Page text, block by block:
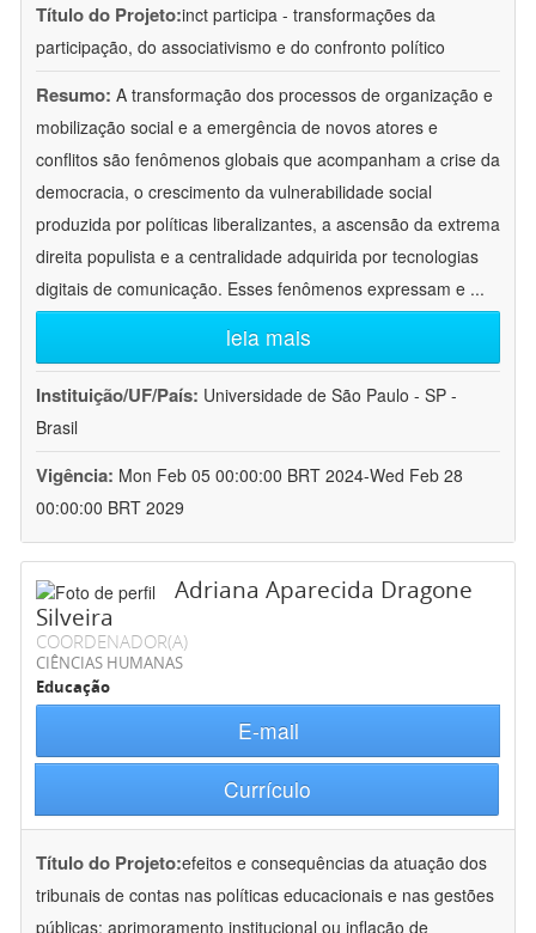
Título do Projeto:inct participa - transformações da
participação, do associativismo e do confronto político
Resumo: A transformação dos processos de organização e
mobilização social e a emergência de novos atores e
conflitos são fenômenos globais que acompanham a crise da
democracia, o crescimento da vulnerabilidade social
produzida por políticas liberalizantes, a ascensão da extrema
direita populista e a centralidade adquirida por tecnologias
digitais de comunicação. Esses fenômenos expressam e ...
leia mais
Instituição/UF/País: Universidade de São Paulo - SP -
Brasil
Vigência: Mon Feb 05 00:00:00 BRT 2024-Wed Feb 28
00:00:00 BRT 2029
Adriana Aparecida Dragone
Silveira
COORDENADOR(A)
CIÊNCIAS HUMANAS
Educação
E-mail
Currículo
Título do Projeto:efeitos e consequências da atuação dos
tribunais de contas nas políticas educacionais e nas gestões
públicas: aprimoramento institucional ou inflação de